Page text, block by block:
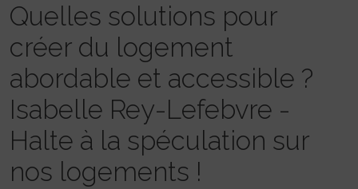
Quelles solutions pour
créer du logement
abordable et accessible ?
Isabelle Rey-Lefebvre -
Halte à la spéculation sur
nos logements !